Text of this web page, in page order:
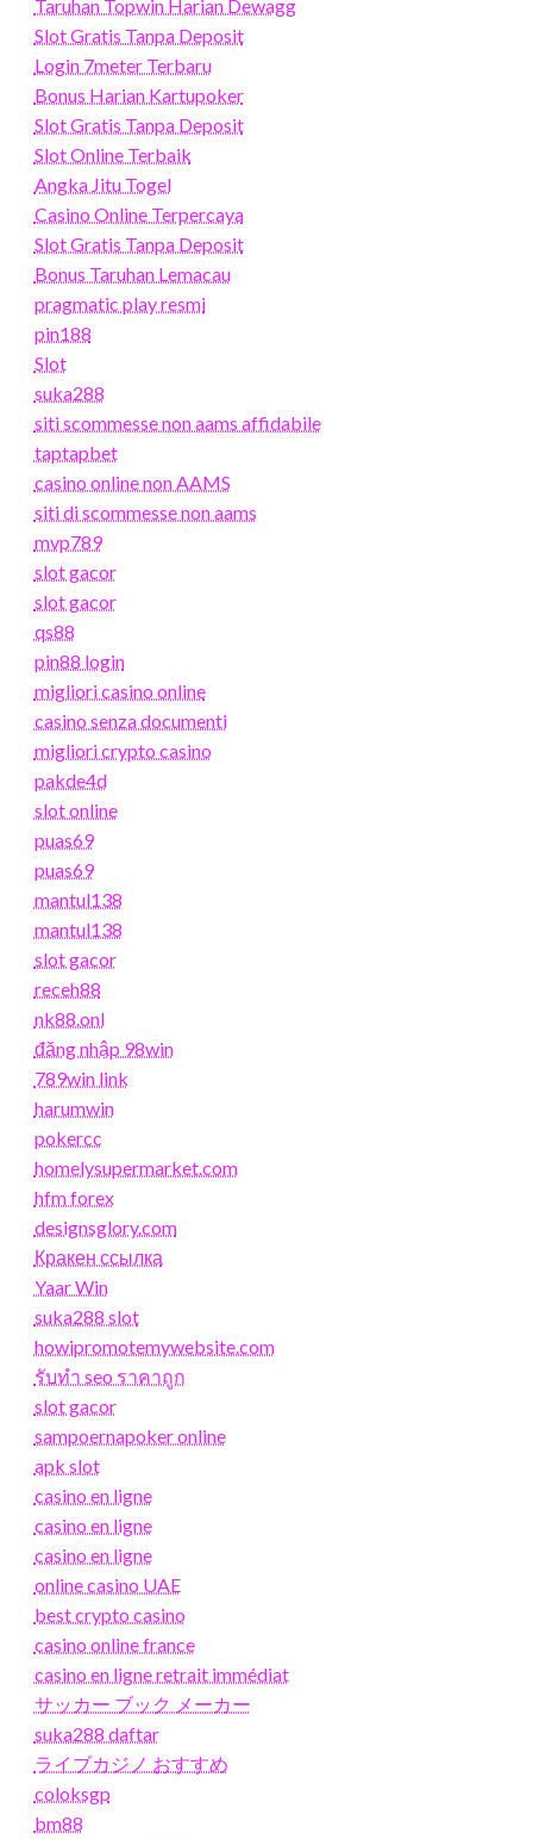
Taruhan Topwin Harian Dewagg
Slot Gratis Tanpa Deposit
Login 7meter Terbaru
Bonus Harian Kartupoker
Slot Gratis Tanpa Deposit
Slot Online Terbaik
Angka Jitu Togel
Casino Online Terpercaya
Slot Gratis Tanpa Deposit
Bonus Taruhan Lemacau
pragmatic play resmi
pin188
Slot
suka288
siti scommesse non aams affidabile
taptapbet
casino online non AAMS
siti di scommesse non aams
mvp789
slot gacor
slot gacor
qs88
pin88 login
migliori casino online
casino senza documenti
migliori crypto casino
pakde4d
slot online
puas69
puas69
mantul138
mantul138
slot gacor
receh88
nk88.onl
đăng nhập 98win
789win link
harumwin
pokercc
homelysupermarket.com
hfm forex
designsglory.com
Кракен ссылка
Yaar Win
suka288 slot
howipromotemywebsite.com
รับทํา seo ราคาถูก
slot gacor
sampoernapoker online
apk slot
casino en ligne
casino en ligne
casino en ligne
online casino UAE
best crypto casino
casino online france
casino en ligne retrait immédiat
サッカー ブック メーカー
suka288 daftar
ライブカジノ おすすめ
coloksgp
bm88